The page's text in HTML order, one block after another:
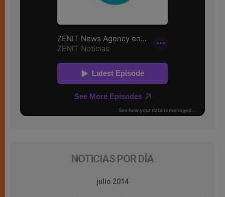
NOTICIAS POR DÍA
julio 2014